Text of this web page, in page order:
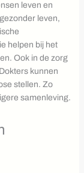
leven en
leven,
helpen bij het
Ook in de zorg
kunnen
stellen. Zo
samenleving.